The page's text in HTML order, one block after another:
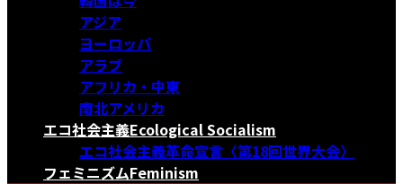
アジア
ヨーロッパ
アラブ
アフリカ・中東
南北アメリカ
エコ社会主義Ecological Socialism
エコ社会主義革命宣言〈第18回世界大会〉
フェミニズムFeminism